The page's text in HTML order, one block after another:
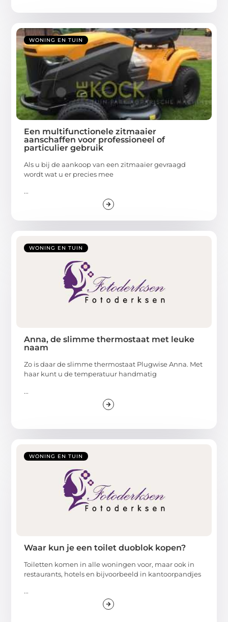
WONING EN TUIN
Een multifunctionele zitmaaier
aanschaffen voor professioneel of
particulier gebruik
Als u bij de aankoop van een zitmaaier gevraagd
wordt wat u er precies mee
...
WONING EN TUIN
Anna, de slimme thermostaat met leuke
naam
Zo is daar de slimme thermostaat Plugwise Anna. Met
haar kunt u de temperatuur handmatig
...
WONING EN TUIN
Waar kun je een toilet duoblok kopen?
Toiletten komen in alle woningen voor, maar ook in
restaurants, hotels en bijvoorbeeld in kantoorpandjes
...